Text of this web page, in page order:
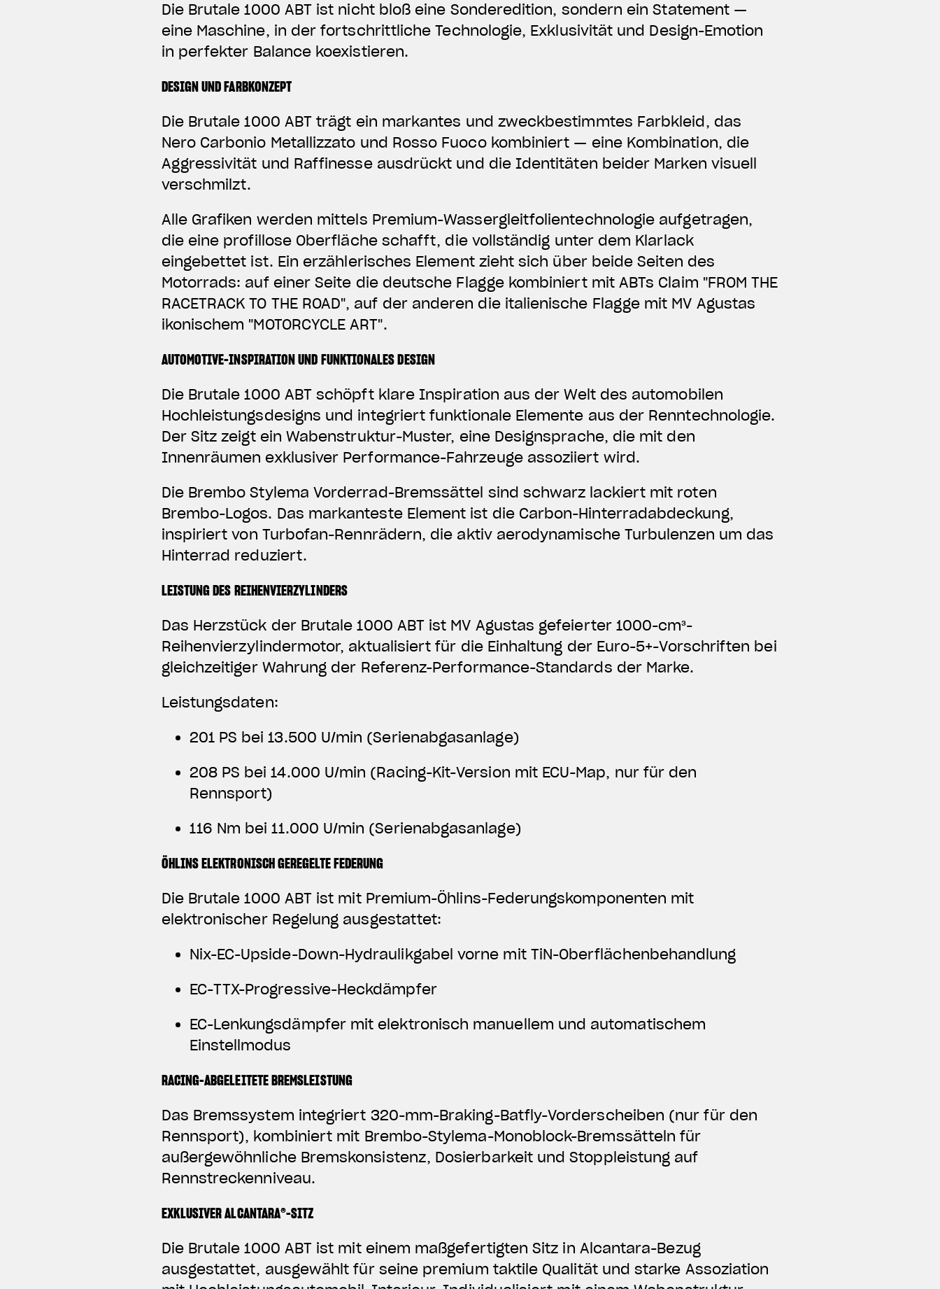
Die Brutale 1000 ABT ist nicht bloß eine Sonderedition, sondern ein Statement —
eine Maschine, in der fortschrittliche Technologie, Exklusivität und Design-Emotion
in perfekter Balance koexistieren.
DESIGN UND FARBKONZEPT
Die Brutale 1000 ABT trägt ein markantes und zweckbestimmtes Farbkleid, das
Nero Carbonio Metallizzato und Rosso Fuoco kombiniert — eine Kombination, die
Aggressivität und Raffinesse ausdrückt und die Identitäten beider Marken visuell
verschmilzt.
Alle Grafiken werden mittels Premium-Wassergleitfolientechnologie aufgetragen,
die eine profillose Oberfläche schafft, die vollständig unter dem Klarlack
eingebettet ist. Ein erzählerisches Element zieht sich über beide Seiten des
Motorrads: auf einer Seite die deutsche Flagge kombiniert mit ABTs Claim "FROM THE
RACETRACK TO THE ROAD", auf der anderen die italienische Flagge mit MV Agustas
ikonischem "MOTORCYCLE ART".
AUTOMOTIVE-INSPIRATION UND FUNKTIONALES DESIGN
Die Brutale 1000 ABT schöpft klare Inspiration aus der Welt des automobilen
Hochleistungsdesigns und integriert funktionale Elemente aus der Renntechnologie.
Der Sitz zeigt ein Wabenstruktur-Muster, eine Designsprache, die mit den
Innenräumen exklusiver Performance-Fahrzeuge assoziiert wird.
Die Brembo Stylema Vorderrad-Bremssättel sind schwarz lackiert mit roten
Brembo-Logos. Das markanteste Element ist die Carbon-Hinterradabdeckung,
inspiriert von Turbofan-Rennrädern, die aktiv aerodynamische Turbulenzen um das
Hinterrad reduziert.
LEISTUNG DES REIHENVIERZYLINDERS
Das Herzstück der Brutale 1000 ABT ist MV Agustas gefeierter 1000-cm³-
Reihenvierzylindermotor, aktualisiert für die Einhaltung der Euro-5+-Vorschriften bei
gleichzeitiger Wahrung der Referenz-Performance-Standards der Marke.
Leistungsdaten:
201 PS bei 13.500 U/min (Serienabgasanlage)
208 PS bei 14.000 U/min (Racing-Kit-Version mit ECU-Map, nur für den
Rennsport)
116 Nm bei 11.000 U/min (Serienabgasanlage)
ÖHLINS ELEKTRONISCH GEREGELTE FEDERUNG
Die Brutale 1000 ABT ist mit Premium-Öhlins-Federungskomponenten mit
elektronischer Regelung ausgestattet:
Nix-EC-Upside-Down-Hydraulikgabel vorne mit TiN-Oberflächenbehandlung
EC-TTX-Progressive-Heckdämpfer
EC-Lenkungsdämpfer mit elektronisch manuellem und automatischem
Einstellmodus
RACING-ABGELEITETE BREMSLEISTUNG
Das Bremssystem integriert 320-mm-Braking-Batfly-Vorderscheiben (nur für den
Rennsport), kombiniert mit Brembo-Stylema-Monoblock-Bremssätteln für
außergewöhnliche Bremskonsistenz, Dosierbarkeit und Stoppleistung auf
Rennstreckenniveau.
EXKLUSIVER ALCANTARA®-SITZ
Die Brutale 1000 ABT ist mit einem maßgefertigten Sitz in Alcantara-Bezug
ausgestattet, ausgewählt für seine premium taktile Qualität und starke Assoziation